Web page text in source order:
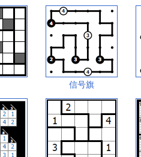
信号旗